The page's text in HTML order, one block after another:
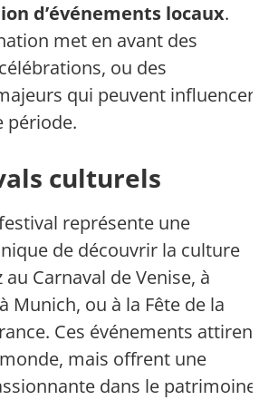
d’événements locaux.
met en avant des
ou des
qui peuvent influencer
période.
culturels
représente une
de découvrir la culture
au Carnaval de Venise, à
Munich, ou à la Fête de la
Ces événements attirent
mais offrent une
dans le patrimoine